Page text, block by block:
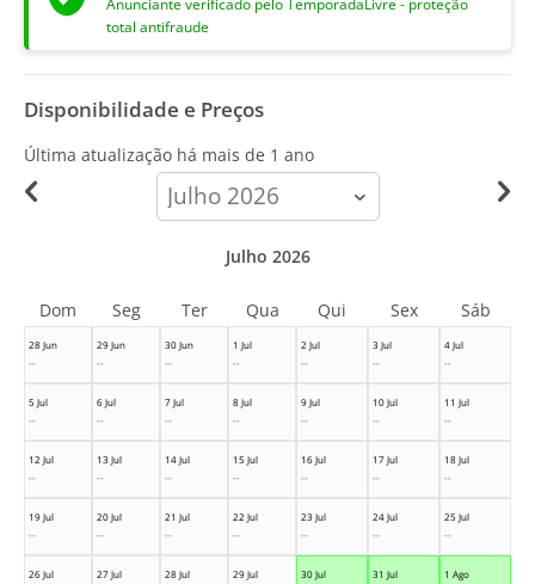
Anunciante verificado pelo TemporadaLivre - proteção
total antifraude
Disponibilidade e Preços
Última atualização há mais de 1 ano
calendar-
month
28 Jun
--
29 Jun
--
30 Jun
--
1 Jul
--
2 Jul
--
3 Jul
--
4 Jul
--
5 Jul
--
6 Jul
--
7 Jul
--
8 Jul
--
9 Jul
--
10 Jul
--
11 Jul
--
12 Jul
--
13 Jul
--
14 Jul
--
15 Jul
--
16 Jul
--
17 Jul
--
18 Jul
--
19 Jul
--
20 Jul
--
21 Jul
--
22 Jul
--
23 Jul
--
24 Jul
--
25 Jul
--
26 Jul
27 Jul
28 Jul
29 Jul
30 Jul
31 Jul
1 Ago
Julho 2026
Dom Seg Ter Qua Qui Sex Sáb